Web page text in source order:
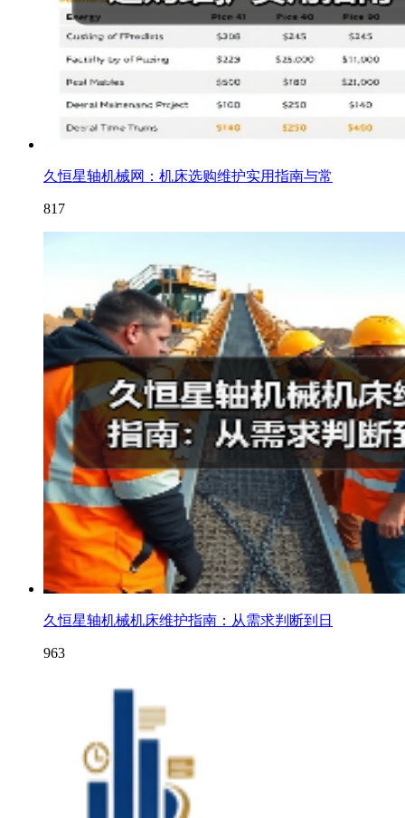
久恒星轴机械网：机床选购维护实用指南与常
817
久恒星轴机械机床维护指南：从需求判断到日
963